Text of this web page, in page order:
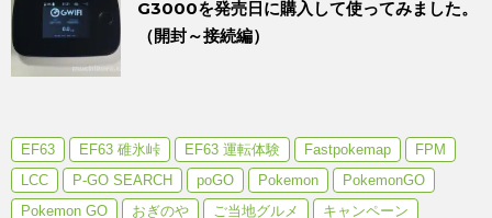
G3000を発売日に購入して使ってみました。
（開封～接続編）
EF63 EF63 碓氷峠 EF63 運転体験 Fastpokemap
FPM
LCC
P-GO SEARCH poGO Pokemon
PokemonGO
Pokemon GO
おぎのや ご当地グルメ
キャンペーン